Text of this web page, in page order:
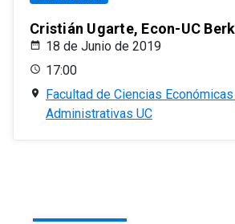
Cristián Ugarte, Econ-UC
18 de Junio de 2019
17:00
Facultad de Ciencias
Administrativas UC